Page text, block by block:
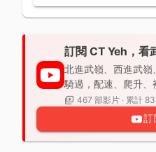
訂閱 CT Yeh，看
北進武嶺、西進武嶺
騎過，配速、爬升、
467 部影片 · 累計
訂